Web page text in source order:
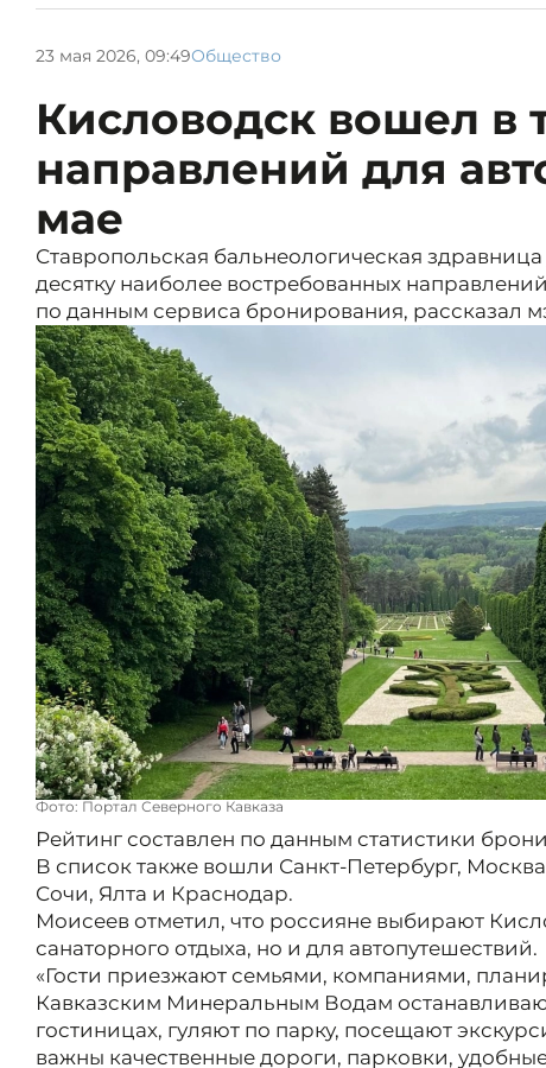
23 мая 2026, 09:49Общество
Кисловодск вошел в
направлений для
мае
Ставропольская бальнеологическая
десятку наиболее востребованных
по данным сервиса бронирования, рассказал
Фото: Портал Северного Кавказа
Рейтинг составлен по данным статистики
В список также вошли Санкт-Петербург,
Сочи, Ялта и Краснодар.
Моисеев отметил, что россияне выбирают
санаторного отдыха, но и для автопутешествий.
«Гости приезжают семьями, компаниями,
Кавказским Минеральным Водам
гостиницах, гуляют по парку, посещают
важны качественные дороги, парковки,